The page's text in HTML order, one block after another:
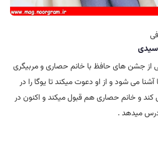
جشن های حافظ با خانم حصاری و مربیگری
آشنا می شود و از او دعوت میکند تا یوگا را در
کند و خانم حصاری هم قبول میکند و اکنون در
درس میدهد .